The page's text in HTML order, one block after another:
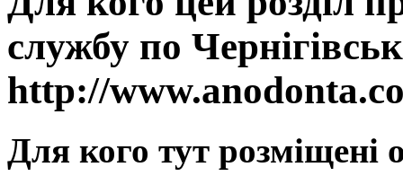
службу по
http://
Для кого тут розміщені